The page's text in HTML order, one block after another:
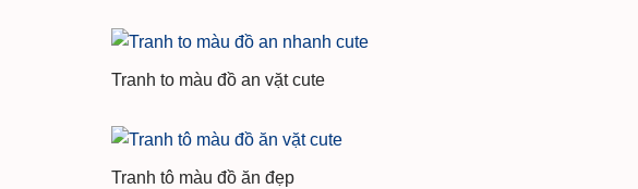
Tranh to màu đồ an vặt cute
Tranh tô màu đồ ăn đẹp